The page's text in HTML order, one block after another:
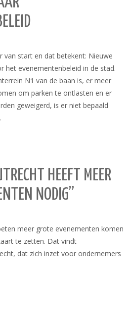
van start en dat betekent: Nieuwe
het evenementenbeleid in de stad.
N1 van de baan is, er meer
om parken te ontlasten en er
geweigerd, is er niet bepaald
HEEFT MEER
NODIG”
meer grote evenementen komen
te zetten. Dat vindt
dat zich inzet voor ondernemers